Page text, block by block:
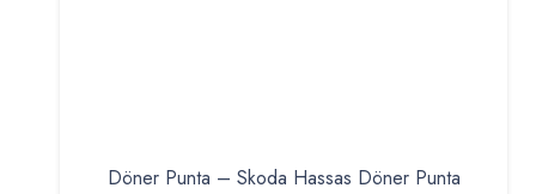
Döner Punta – Skoda Hassas Döner Punta